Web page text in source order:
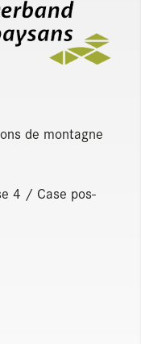
de mon­tagne
4 / Case pos­